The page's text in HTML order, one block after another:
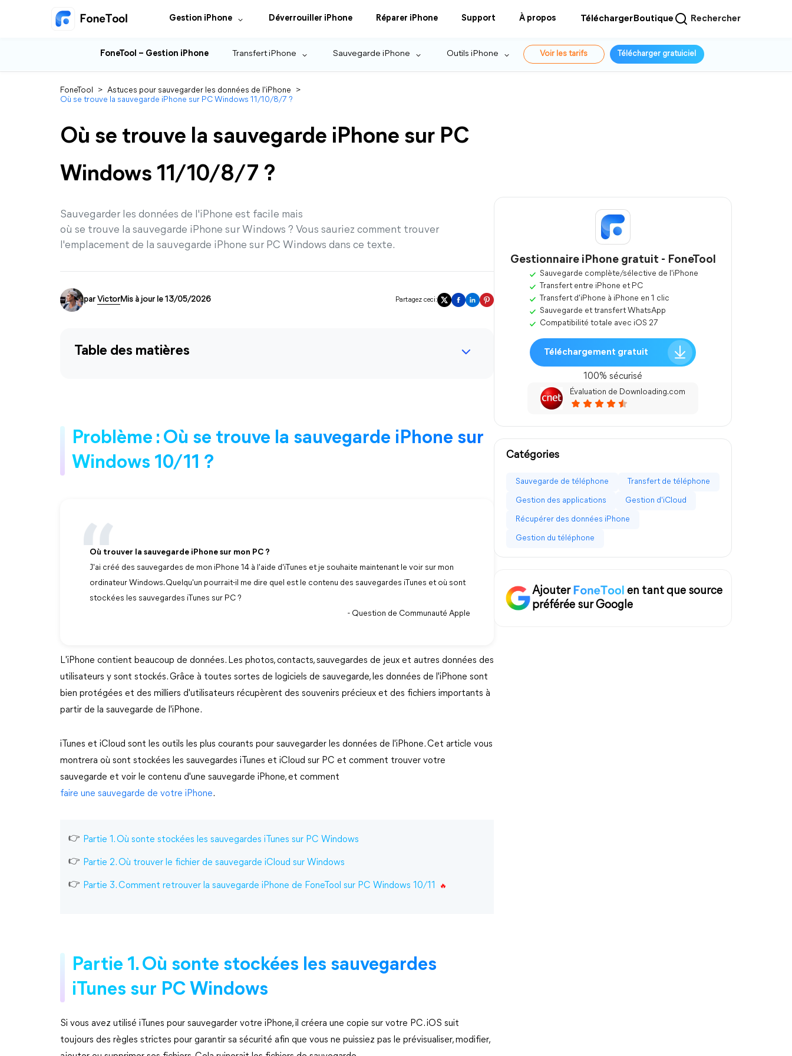
Gestion iPhone Déverrouiller iPhone Réparer iPhone Support À propos Télécharger Boutique Rechercher
FoneTool – Gestion iPhone Transfert iPhone Sauvegarde iPhone Outils iPhone Voir les tarifs Télécharger gratuiciel
FoneTool > Astuces pour sauvegarder les données de l'iPhone
>
Où se trouve la sauvegarde iPhone sur PC Windows 11/10/8/7 ?
Où se trouve la sauvegarde iPhone sur PC
Windows 11/10/8/7 ?
Sauvegarder les données de l'iPhone est facile mais
où se trouve la sauvegarde iPhone sur Windows ? Vous sauriez comment trouver
l'emplacement de la sauvegarde iPhone sur PC Windows dans ce texte.
par VictorMis à jour le 13/05/2026 Partagez ceci:
Table des matières
Problème : Où se trouve la sauvegarde iPhone sur
Windows 10/11 ?
Où trouver la sauvegarde iPhone sur mon PC ?
J'ai créé des sauvegardes de mon iPhone 14 à l'aide d'iTunes et je souhaite maintenant le voir sur mon
ordinateur Windows. Quelqu'un pourrait-il me dire quel est le contenu des sauvegardes iTunes et où sont
stockées les sauvegardes iTunes sur PC ?
- Question de Communauté Apple
L'iPhone contient beaucoup de données. Les photos, contacts, sauvegardes de jeux et autres données des
utilisateurs y sont stockés. Grâce à toutes sortes de logiciels de sauvegarde, les données de l'iPhone sont
bien protégées et des milliers d'utilisateurs récupèrent des souvenirs précieux et des fichiers importants à
partir de la sauvegarde de l'iPhone.
iTunes et iCloud sont les outils les plus courants pour sauvegarder les données de l'iPhone. Cet article vous
montrera où sont stockées les sauvegardes iTunes et iCloud sur PC et comment trouver votre
sauvegarde et voir le contenu d'une sauvegarde iPhone, et comment
faire une sauvegarde de votre iPhone.
Partie 1. Où sonte stockées les sauvegardes iTunes sur PC Windows
Partie 2. Où trouver le fichier de sauvegarde iCloud sur Windows
Partie 3. Comment retrouver la sauvegarde iPhone de FoneTool sur PC Windows 10/11
Partie 1. Où sonte stockées les sauvegardes
iTunes sur PC Windows
Si vous avez utilisé iTunes pour sauvegarder votre iPhone, il créera une copie sur votre PC. iOS suit
toujours des règles strictes pour garantir sa sécurité afin que vous ne puissiez pas le prévisualiser, modifier,
Gestionnaire iPhone gratuit - FoneTool
Sauvegarde complète/sélective de l'iPhone
Transfert entre iPhone et PC
Transfert d'iPhone à iPhone en 1 clic
Sauvegarde et transfert WhatsApp
Compatibilité totale avec iOS 27
Téléchargement gratuit
100% sécurisé
Évaluation de Downloading.com
Catégories
Sauvegarde de téléphone Transfert de téléphone
Gestion des applications Gestion d'iCloud
Récupérer des données iPhone
Gestion du téléphone
Ajouter
en tant que source
préférée sur Google